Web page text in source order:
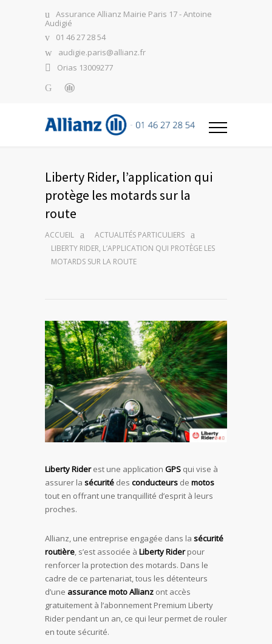
Assurance Allianz Mairie Paris 17 - Antoine
Audigié
01 46 27 28 54
audigie.paris@allianz.fr
Orias 13009277
Liberty Rider, l’application qui
protège les motards sur la
route
ACCUEIL
ACTUALITÉS PARTICULIERS
LIBERTY RIDER, L’APPLICATION QUI PROTÈGE LES
MOTARDS SUR LA ROUTE
Liberty Riderest une application GPS qui vise à
assurer la sécurité des conducteurs de motos
tout en offrant une tranquillité d’esprit à leurs
proches.
Allianz, une entreprise engagée dans la sécurité
routière, s’est associée à Liberty Riderpour
renforcer la protection des motards. Dans le
cadre de ce partenariat, tous les détenteurs
d’une assurance moto Allianz ont accès
gratuitement à l’abonnement Premium Liberty
Rider pendant un an, ce qui leur permet de rouler
en toute sécurité.